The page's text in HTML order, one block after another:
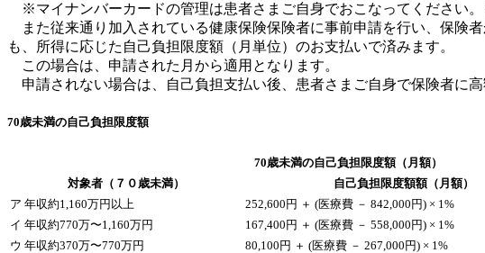
※マイナンバーカードの管理は患者さまご自身でおこなってください。
また従来通り加入されている健康保険保険者に事前申請を行い、保険
も、所得に応じた自己負担限度額（月単位）のお支払いで済みます。
この場合は、申請された月から適用となります。
申請されない場合は、自己負担支払い後、患者さまご自身で保険者に
70歳未満の自己負担限度額
70歳未満の自己負担限度額（月額）
対象者（７０歳未満）
自己負担限度額額（月額）
ア 年収約1,160万円以上
252,600円 ＋ (医療費 － 842,000円) × 1%
イ 年収約770万〜1,160万円
167,400円 ＋ (医療費 － 558,000円) × 1%
ウ 年収約370万〜770万円
80,100円 ＋ (医療費 － 267,000円) × 1%